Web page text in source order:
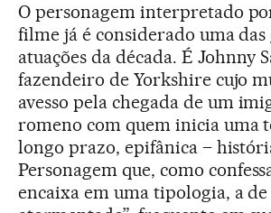
O personagem interpretado
filme já é considerado uma das
atuações da década. É Johnny
fazendeiro de Yorkshire cujo
avesso pela chegada de um
romeno com quem inicia uma
longo prazo, epifânica –
Personagem que, como
encaixa em uma tipologia, a de